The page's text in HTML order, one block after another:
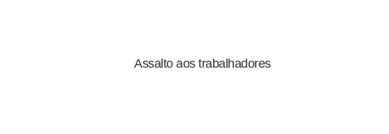
Assalto aos trabalhadores